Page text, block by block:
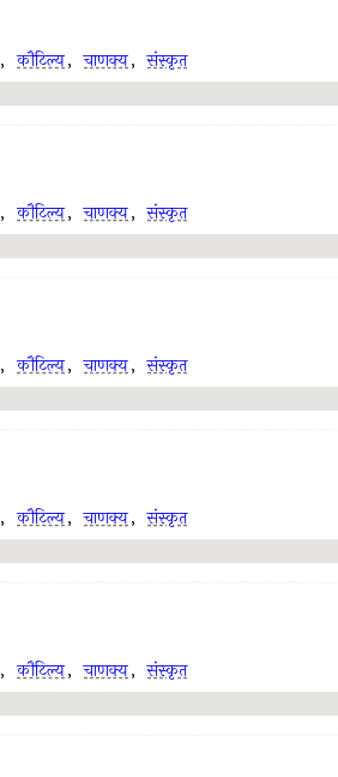
, कौटिल्य, चाणक्य, संस्कृत
, कौटिल्य, चाणक्य, संस्कृत
, कौटिल्य, चाणक्य, संस्कृत
, कौटिल्य, चाणक्य, संस्कृत
, कौटिल्य, चाणक्य, संस्कृत